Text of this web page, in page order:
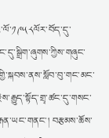
བརྩམས་ཆོས་